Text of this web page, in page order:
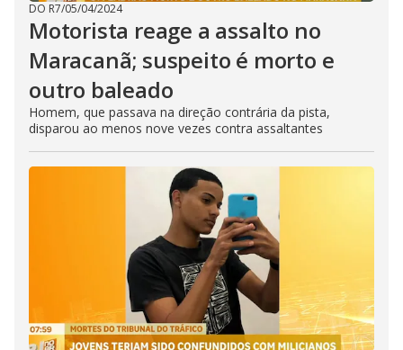
DO R7/05/04/2024
Motorista reage a assalto no
Maracanã; suspeito é morto e
outro baleado
Homem, que passava na direção contrária da pista,
disparou ao menos nove vezes contra assaltantes